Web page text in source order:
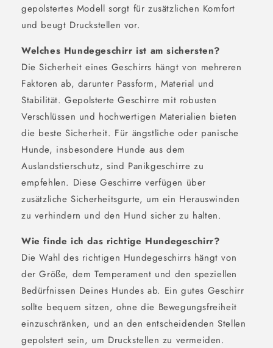
gepolstertes Modell sorgt für zusätzlichen Komfort
und beugt Druckstellen vor.
Welches Hundegeschirr ist am sichersten?
Die Sicherheit eines Geschirrs hängt von mehreren
Faktoren ab, darunter Passform, Material und
Stabilität. Gepolsterte Geschirre mit robusten
Verschlüssen und hochwertigen Materialien bieten
die beste Sicherheit. Für ängstliche oder panische
Hunde, insbesondere Hunde aus dem
Auslandstierschutz, sind Panikgeschirre zu
empfehlen. Diese Geschirre verfügen über
zusätzliche Sicherheitsgurte, um ein Herauswinden
zu verhindern und den Hund sicher zu halten.
Wie finde ich das richtige Hundegeschirr?
Die Wahl des richtigen Hundegeschirrs hängt von
der Größe, dem Temperament und den speziellen
Bedürfnissen Deines Hundes ab. Ein gutes Geschirr
sollte bequem sitzen, ohne die Bewegungsfreiheit
einzuschränken, und an den entscheidenden Stellen
gepolstert sein, um Druckstellen zu vermeiden.